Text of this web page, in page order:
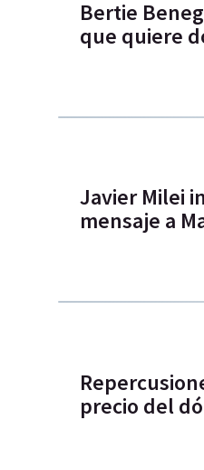
Bertie
que quiere
Javier Milei
mensaje a
precio del